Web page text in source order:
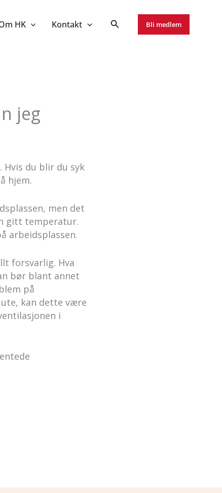
HK Kontakt Bli medlem
jeg
du blir du syk
hjem.
men det
gitt temperatur.
arbeidsplassen.
forsvarlig. Hva
bør blant annet
på
kan dette være
i